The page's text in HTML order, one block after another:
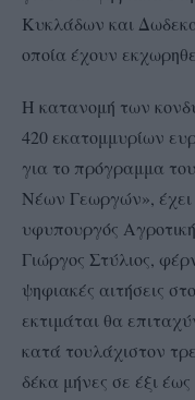
Κυκλάδων και
οποία έχουν
Η κατανομή των
420 εκατομμυρίων
για το πρόγραμμα
Νέων Γεωργών», έχει
υφυπουργός
Γιώργος Στύλιος,
ψηφιακές αιτήσεις
εκτιμάται θα
κατά τουλάχιστον
δέκα μήνες σε έξι